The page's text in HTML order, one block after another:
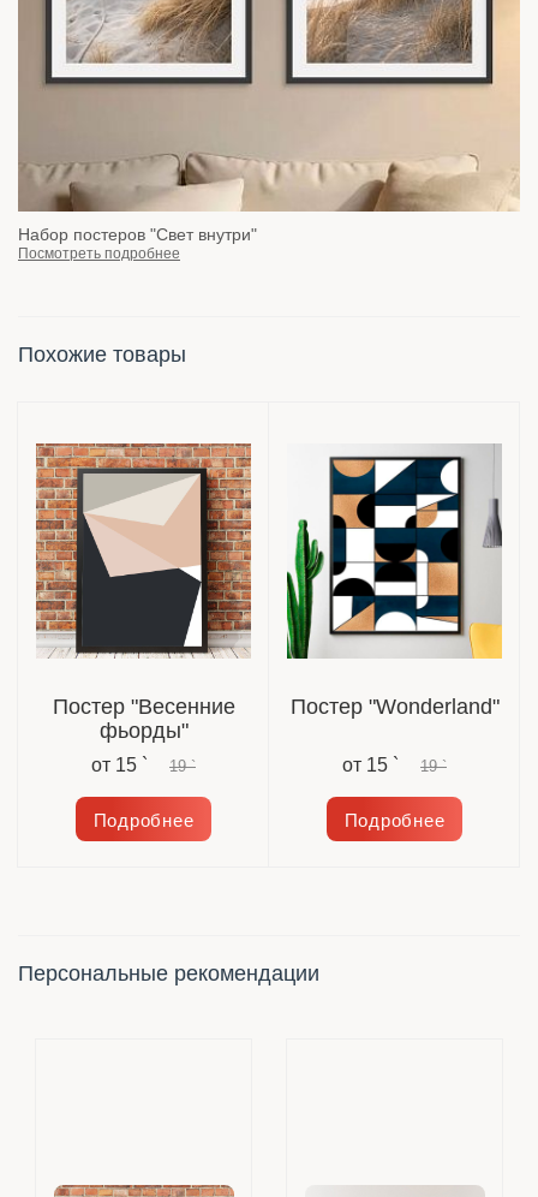
Набор постеров "Свет внутри"
Посмотреть подробнее
Похожие товары
Постер "Весенние
фьорды"
от 15 ` 19 `
Подробнее
Постер "Wonderland"
от 15 ` 19 `
Подробнее
Персональные рекомендации